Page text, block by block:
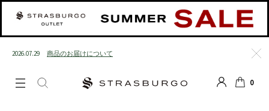
2026.07.29 商品のお届けについて
0